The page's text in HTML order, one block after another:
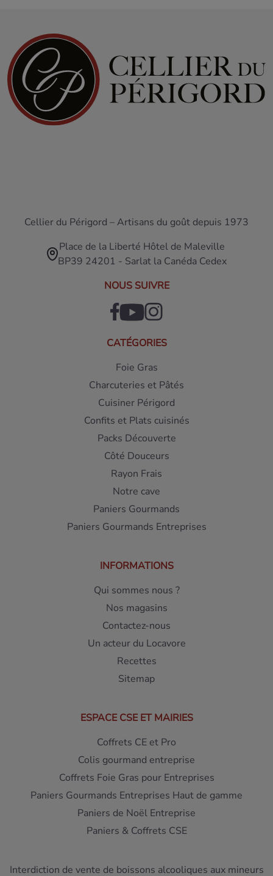
Cellier du Périgord – Artisans du goût depuis 1973
Place de la Liberté Hôtel de Maleville
BP39 24201 - Sarlat la Canéda Cedex
NOUS SUIVRE
CATÉGORIES
Foie Gras
Charcuteries et Pâtés
Cuisiner Périgord
Confits et Plats cuisinés
Packs Découverte
Côté Douceurs
Rayon Frais
Notre cave
Paniers Gourmands
Paniers Gourmands Entreprises
INFORMATIONS
Qui sommes nous ?
Nos magasins
Contactez-nous
Un acteur du Locavore
Recettes
Sitemap
ESPACE CSE ET MAIRIES
Coffrets CE et Pro
Colis gourmand entreprise
Coffrets Foie Gras pour Entreprises
Paniers Gourmands Entreprises Haut de gamme
Paniers de Noël Entreprise
Paniers & Coffrets CSE
Interdiction de vente de boissons alcooliques aux mineurs